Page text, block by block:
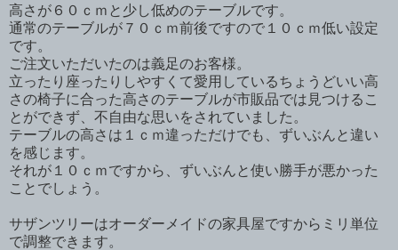
高さが６０ｃｍと少し低めのテーブルです。
通常のテーブルが７０ｃｍ前後ですので１０ｃｍ低い設定
です。
ご注文いただいたのは義足のお客様。
立ったり座ったりしやすくて愛用しているちょうどいい高
さの椅子に合った高さのテーブルが市販品では見つけるこ
とができず、不自由な思いをされていました。
テーブルの高さは１ｃｍ違っただけでも、ずいぶんと違い
を感じます。
それが１０ｃｍですから、ずいぶんと使い勝手が悪かった
ことでしょう。
サザンツリーはオーダーメイドの家具屋ですからミリ単位
で調整できます。